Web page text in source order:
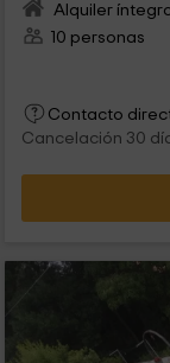
Alquiler
10 personas
Contacto
Cancelación 30